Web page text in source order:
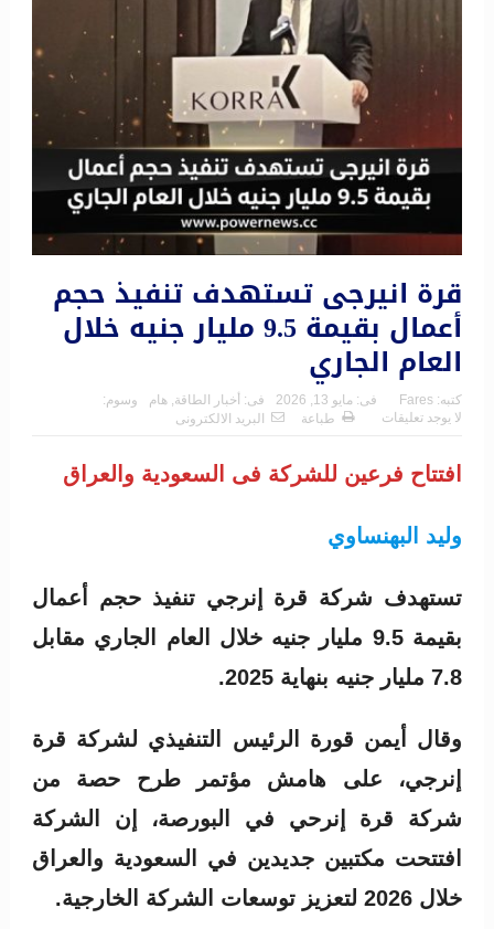
قرة انيرجى تستهدف تنفيذ حجم
أعمال بقيمة 9.5 مليار جنيه خلال
العام الجاري
كتبه: Fares فى: مايو 13, 2026 فى: أخبار الطاقة, هام
وسوم:
لا يوجد تعليقات
طباعة البريد الالكترونى
افتتاح فرعين للشركة فى السعودية والعراق
وليد البهنساوي
تستهدف شركة قرة إنرجي تنفيذ حجم أعمال
بقيمة 9.5 مليار جنيه خلال العام الجاري مقابل
7.8 مليار جنيه بنهاية 2025.
وقال أيمن قورة الرئيس التنفيذي لشركة قرة
إنرجي، على هامش مؤتمر طرح حصة من
شركة قرة إنرحي في البورصة، إن الشركة
افتتحت مكتبين جديدين في السعودية والعراق
خلال 2026 لتعزيز توسعات الشركة الخارجية.